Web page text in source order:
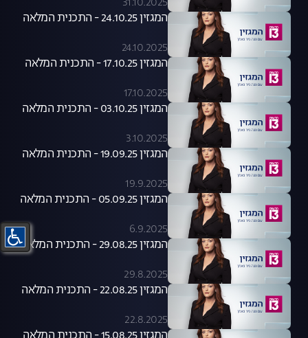
המגזין 24.10.25 - התכנית המלאה
24.10.2025
המגזין 17.10.25 - התכנית המלאה
17.10.2025
המגזין 03.10.25 - התכנית המלאה
3.10.2025
המגזין 19.09.25 - התכנית המלאה
19.9.2025
המגזין 05.09.25 - התכנית המלאה
6.9.2025
המגזין 29.08.25 - התכנית המלאה
29.8.2025
המגזין 22.08.25 - התכנית המלאה
22.8.2025